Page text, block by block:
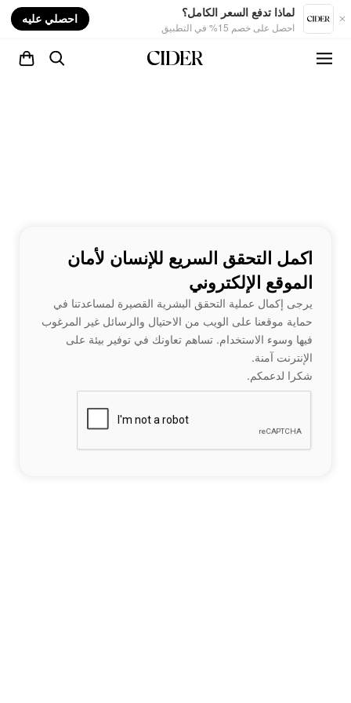
لماذا تدفع السعر الكامل؟
احصل على خصم 15% في التطبيق
احصلي عليه
اكمل التحقق السريع للإنسان لأمان
الموقع الإلكتروني
يرجى إكمال عملية التحقق البشرية القصيرة لمساعدتنا في
حماية موقعنا على الويب من الاحتيال والرسائل غير المرغوب
فيها وسوء الاستخدام. تساهم تعاونك في توفير بيئة على
الإنترنت آمنة.
شكرا لدعمكم.